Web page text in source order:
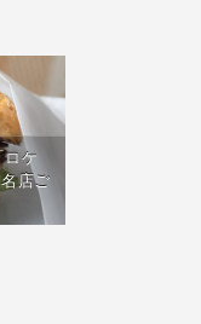
ロケ
店ご